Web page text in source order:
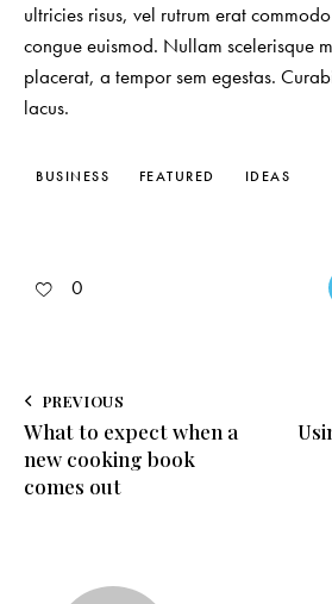
ultricies risus, vel rutrum erat
congue euismod. Nullam scelerisque
placerat, a tempor sem egestas.
lacus.
BUSINESS FEATURED IDEAS
0
PREVIOUS
What to expect when a
new cooking book
comes out